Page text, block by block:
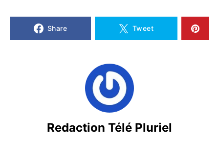
Share Tweet
Redaction Télé Pluriel